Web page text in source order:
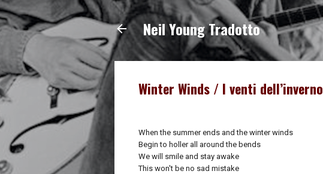
Passa ai contenuti principali
Neil Young Tradotto
Winter Winds / I venti dell’inverno
When the summer ends and the winter winds
Begin to holler all around the bends
We will smile and stay awake
This won't be no sad mistake